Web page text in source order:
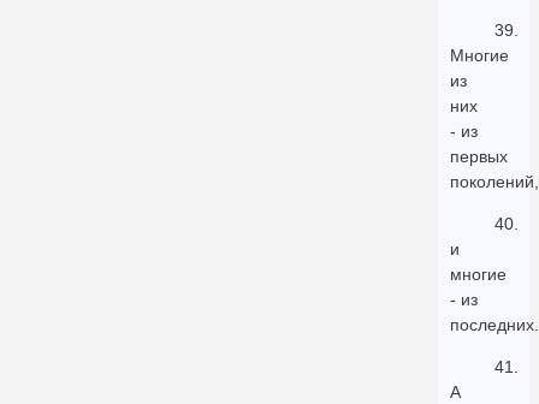
39.
Многие
из
них
- из
первых
поколений,
40.
и
многие
- из
последних.
41.
А